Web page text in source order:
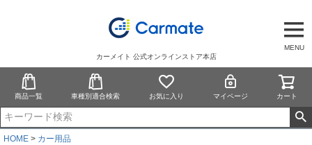
MENU
カーメイト 公式オンラインストア本店
商品一覧 車種別適合検索 お気に入り マイページ カート
HOME
カー用品